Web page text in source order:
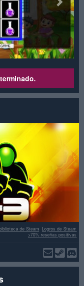
Logros de Steam
de Steam
>70% reseñas positivas